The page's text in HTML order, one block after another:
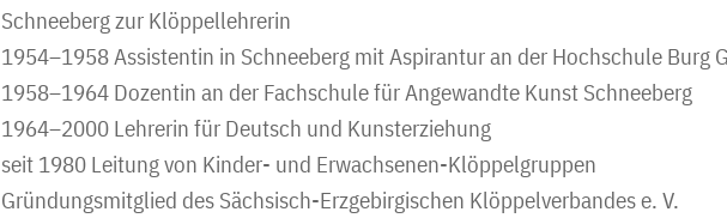
Schneeberg zur Klöppellehrerin
1954–1958 Assistentin in Schneeberg mit Aspirantur an der Hochschule Burg
1958–1964 Dozentin an der Fachschule für Angewandte Kunst Schneeberg
1964–2000 Lehrerin für Deutsch und Kunsterziehung
seit 1980 Leitung von Kinder- und Erwachsenen-Klöppelgruppen
Gründungsmitglied des Sächsisch-Erzgebirgischen Klöppelverbandes e. V.